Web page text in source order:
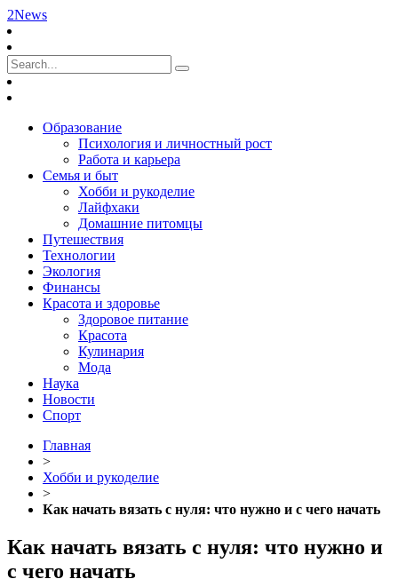
2News
Образование
Психология и личностный рост
Работа и карьера
Семья и быт
Хобби и рукоделие
Лайфхаки
Домашние питомцы
Путешествия
Технологии
Экология
Финансы
Красота и здоровье
Здоровое питание
Красота
Кулинария
Мода
Наука
Новости
Спорт
Главная
>
Хобби и рукоделие
>
Как начать вязать с нуля: что нужно и с чего начать
Как начать вязать с нуля: что нужно и
с чего начать